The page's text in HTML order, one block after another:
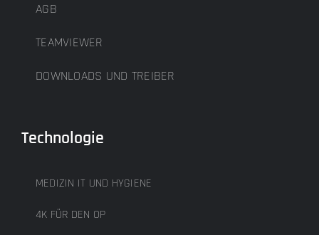
AGB
TEAMVIEWER
DOWNLOADS UND TREIBER
Technologie
MEDIZIN IT UND HYGIENE
4K FÜR DEN OP